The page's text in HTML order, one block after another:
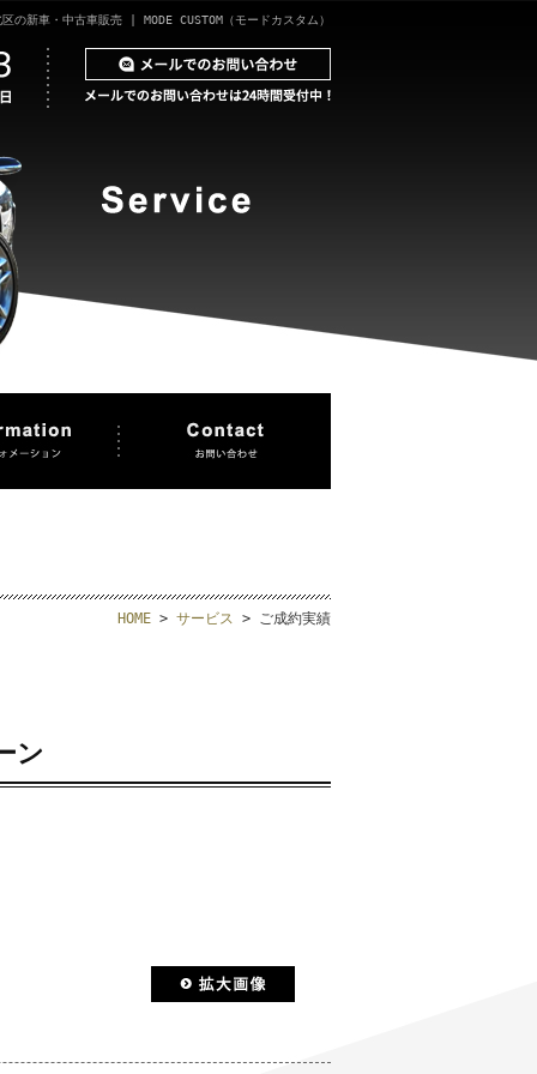
の新車・中古車販売 | MODE CUSTOM（モードカスタム）
HOME > サービス > ご成約実績
ン